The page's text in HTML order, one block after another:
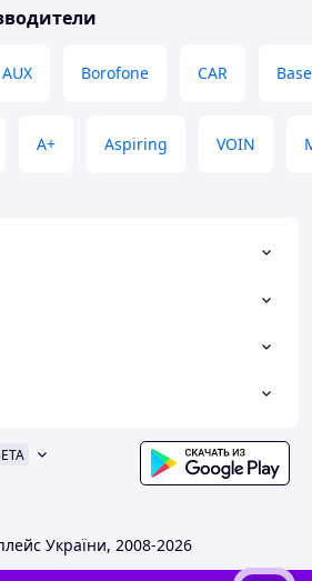
AUX Borofone CAR
A+ Aspiring VOIN
України, 2008-2026